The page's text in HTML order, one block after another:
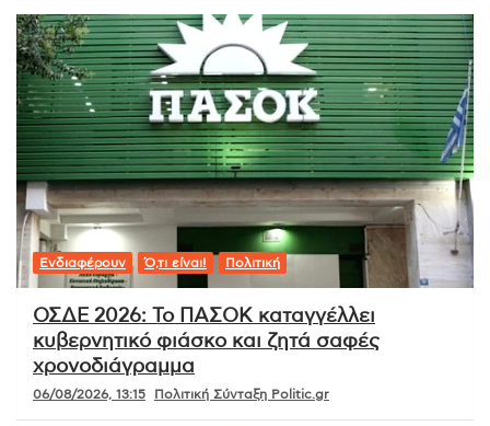
Ενδιαφέρουν Ό,τι είναι! Πολιτική
ΟΣΔΕ 2026: Το ΠΑΣΟΚ καταγγέλλει
κυβερνητικό φιάσκο και ζητά σαφές
χρονοδιάγραμμα
06/08/2026, 13:15 Πολιτική Σύνταξη Politic.gr